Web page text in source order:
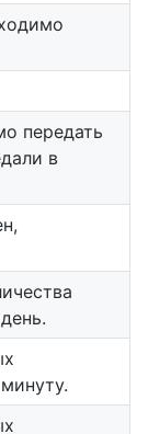
передать
в